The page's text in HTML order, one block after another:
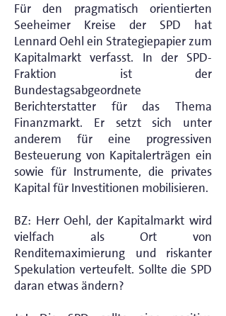
Für den pragmatisch orientierten
Seeheimer Kreise der SPD hat
Lennard Oehl ein Strategiepapier zum
Kapitalmarkt verfasst. In der SPD-
Fraktion ist der
Bundestagsabgeordnete
Berichterstatter für das Thema
Finanzmarkt. Er setzt sich unter
anderem für eine progressiven
Besteuerung von Kapitalerträgen ein
sowie für Instrumente, die privates
Kapital für Investitionen mobilisieren.
BZ: Herr Oehl, der Kapitalmarkt wird
vielfach als Ort von
Renditemaximierung und riskanter
Spekulation verteufelt. Sollte die SPD
daran etwas ändern?